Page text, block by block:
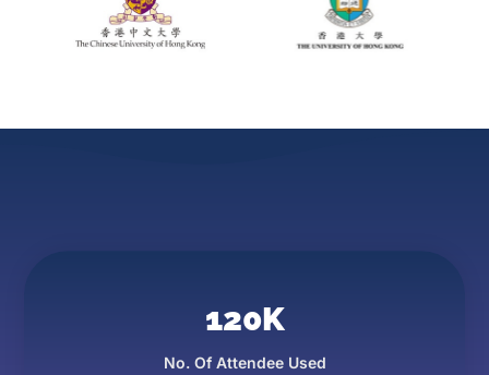
No. Of Attendee Used
120K